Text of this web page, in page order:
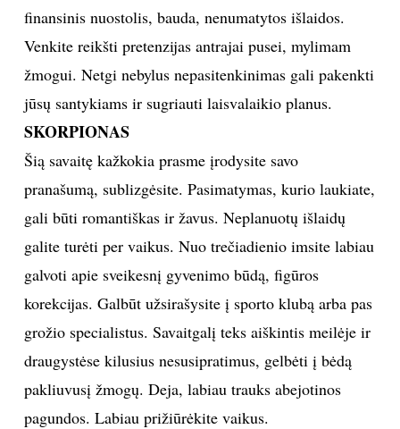
finansinis nuostolis, bauda, nenumatytos išlaidos.
Venkite reikšti pretenzijas antrajai pusei, mylimam
žmogui. Netgi nebylus nepasitenkinimas gali pakenkti
jūsų santykiams ir sugriauti laisvalaikio planus.
SKORPIONAS
Šią savaitę kažkokia prasme įrodysite savo
pranašumą, sublizgėsite. Pasimatymas, kurio laukiate,
gali būti romantiškas ir žavus. Neplanuotų išlaidų
galite turėti per vaikus. Nuo trečiadienio imsite labiau
galvoti apie sveikesnį gyvenimo būdą, figūros
korekcijas. Galbūt užsirašysite į sporto klubą arba pas
grožio specialistus. Savaitgalį teks aiškintis meilėje ir
draugystėse kilusius nesusipratimus, gelbėti į bėdą
pakliuvusį žmogų. Deja, labiau trauks abejotinos
pagundos. Labiau prižiūrėkite vaikus.